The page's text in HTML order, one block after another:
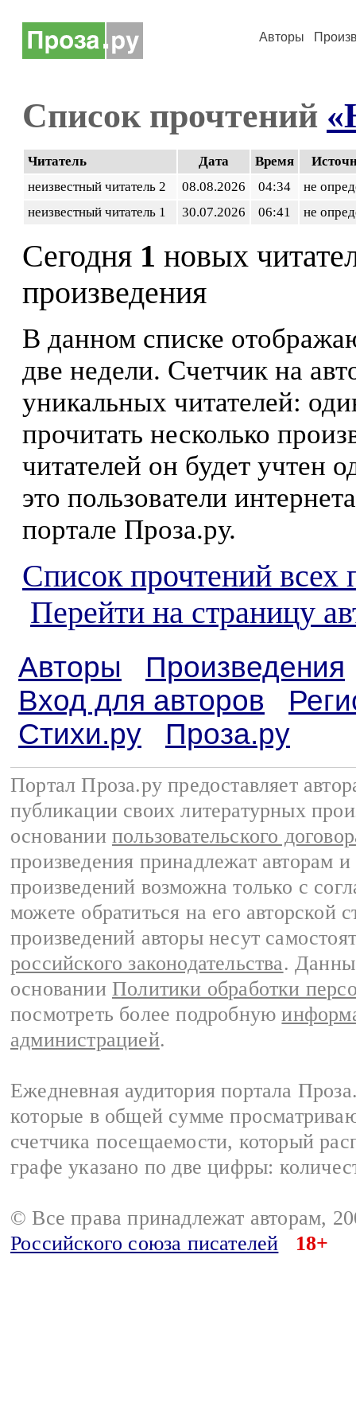
Авторы
Список прочтений
Читатель Дата Время
неизвестный читатель 2
08.08.2026 04:34
не
неизвестный читатель 1
30.07.2026 06:41 не
Сегодня 1 новых
произведения
В данном списке
две недели. Счетчик на
уникальных читателей:
прочитать несколько
читателей он будет учтен
это пользователи
портале Проза.ру.
Список прочтений всех
Перейти на страницу
Авторы
Произведения
Вход для авторов
Стихи.ру
Проза.ру
Портал Проза.ру предоставляет
публикации своих литературных
основании пользовательского
произведения принадлежат авторам
произведений возможна только с
можете обратиться на его авторской
произведений авторы несут
российского законодательства.
основании Политики обработки
посмотреть более подробную
администрацией.
Ежедневная аудитория портала
которые в общей сумме
счетчика посещаемости, который
графе указано по две цифры:
© Все права принадлежат авторам,
Российского союза писателей
18+